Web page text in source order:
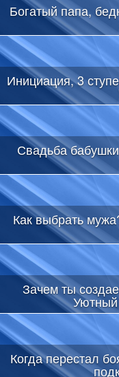
Богатый папа,
Инициация, 3
Свадьба
Как выбрать
Зачем ты
Уютный
Когда перестал